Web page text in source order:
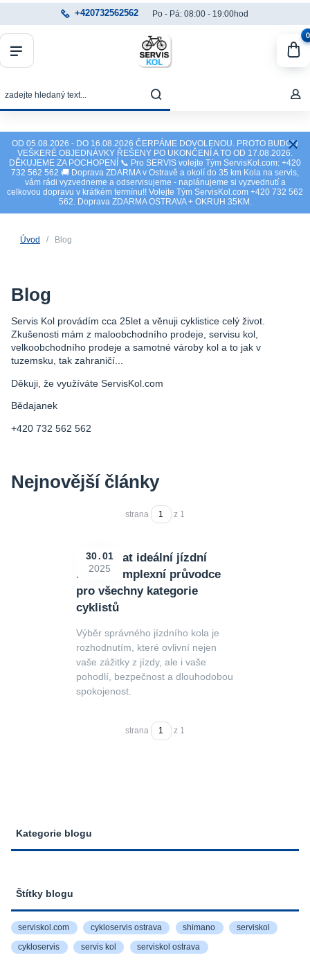
OD 05.08.2026 - DO 16.08.2026 ČERPÁME DOVOLENOU. PROTO BUDOU
VEŠKERÉ OBJEDNÁVKY ŘEŠENY PO UKONČENÍ A TO OD 17.08.2026.
DĚKUJEME ZA POCHOPENÍ 📞 Pro SERVIS volejte Tým ServisKol.com: +420
732 562 562 🚚 Doprava ZDARMA v Ostravě a okolí do 35 km Kola na servis,
vám rádi vyzvedneme a odservisujeme - naplánujeme si vyzvednutí a
celkovou dopravu v krátkém termínu!! Volejte Tým ServisKol.com +420 732 562
562. Doprava ZDARMA OSTRAVA + OKRUH 35KM.
+420732562562 Po - Pá: 08:00 - 19:00hod
0
Úvod Blog
Kategorie blogu
Štítky blogu
serviskol.com cykloservis ostrava shimano serviskol
cykloservis servis kol serviskol ostrava
Blog
Servis Kol provádím cca 25let a věnuji cyklistice celý život.
Zkušenosti mám z maloobchodního prodeje, servisu kol,
velkoobchodního prodeje a samotné vároby kol a to jak v
tuzemsku, tak zahraničí...
Děkuji, že využíváte ServisKol.com
Bědajanek
+420 732 562 562
Nejnovější články
strana z 1
Jak vybrat ideální jízdní
kolo: Komplexní průvodce
pro všechny kategorie
cyklistů
30 01
2025
Výběr správného jízdního kola je
rozhodnutím, které ovlivní nejen
vaše zážitky z jízdy, ale i vaše
pohodlí, bezpečnost a dlouhodobou
spokojenost.
strana z 1